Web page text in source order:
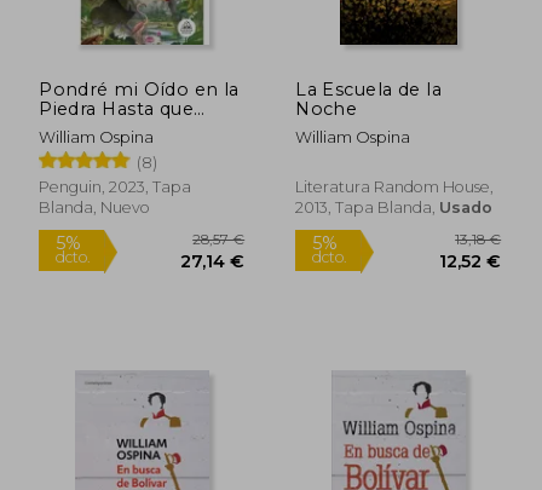
5%
Pondré mi Oído en la
Piedra Hasta que
Hable
William Ospina
(8)
Penguin, 2023, Tapa
Blanda, Nuevo
La Escuela de la
Noche
William Ospina
Literatura Random House,
2013, Tapa Blanda, Usado